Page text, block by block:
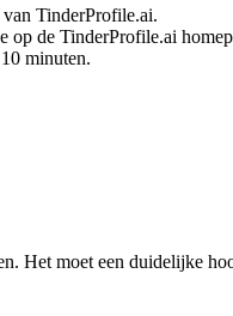
TinderProfile.ai.
op de TinderProfile.ai
minuten.
Het moet een duidelijke